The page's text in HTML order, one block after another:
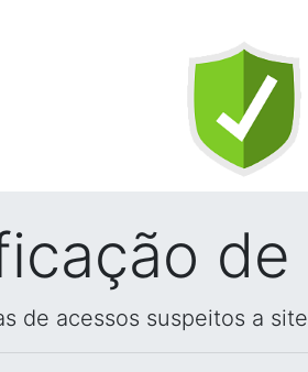
de acessos suspeitos a